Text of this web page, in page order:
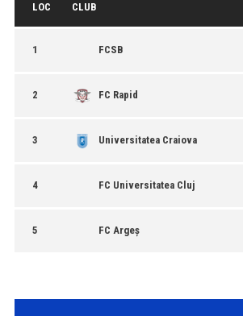
LOC CLUB
1 FCSB
2 FC Rapid
3 Universitatea Craiova
4 FC Universitatea Cluj
5 FC Argeș